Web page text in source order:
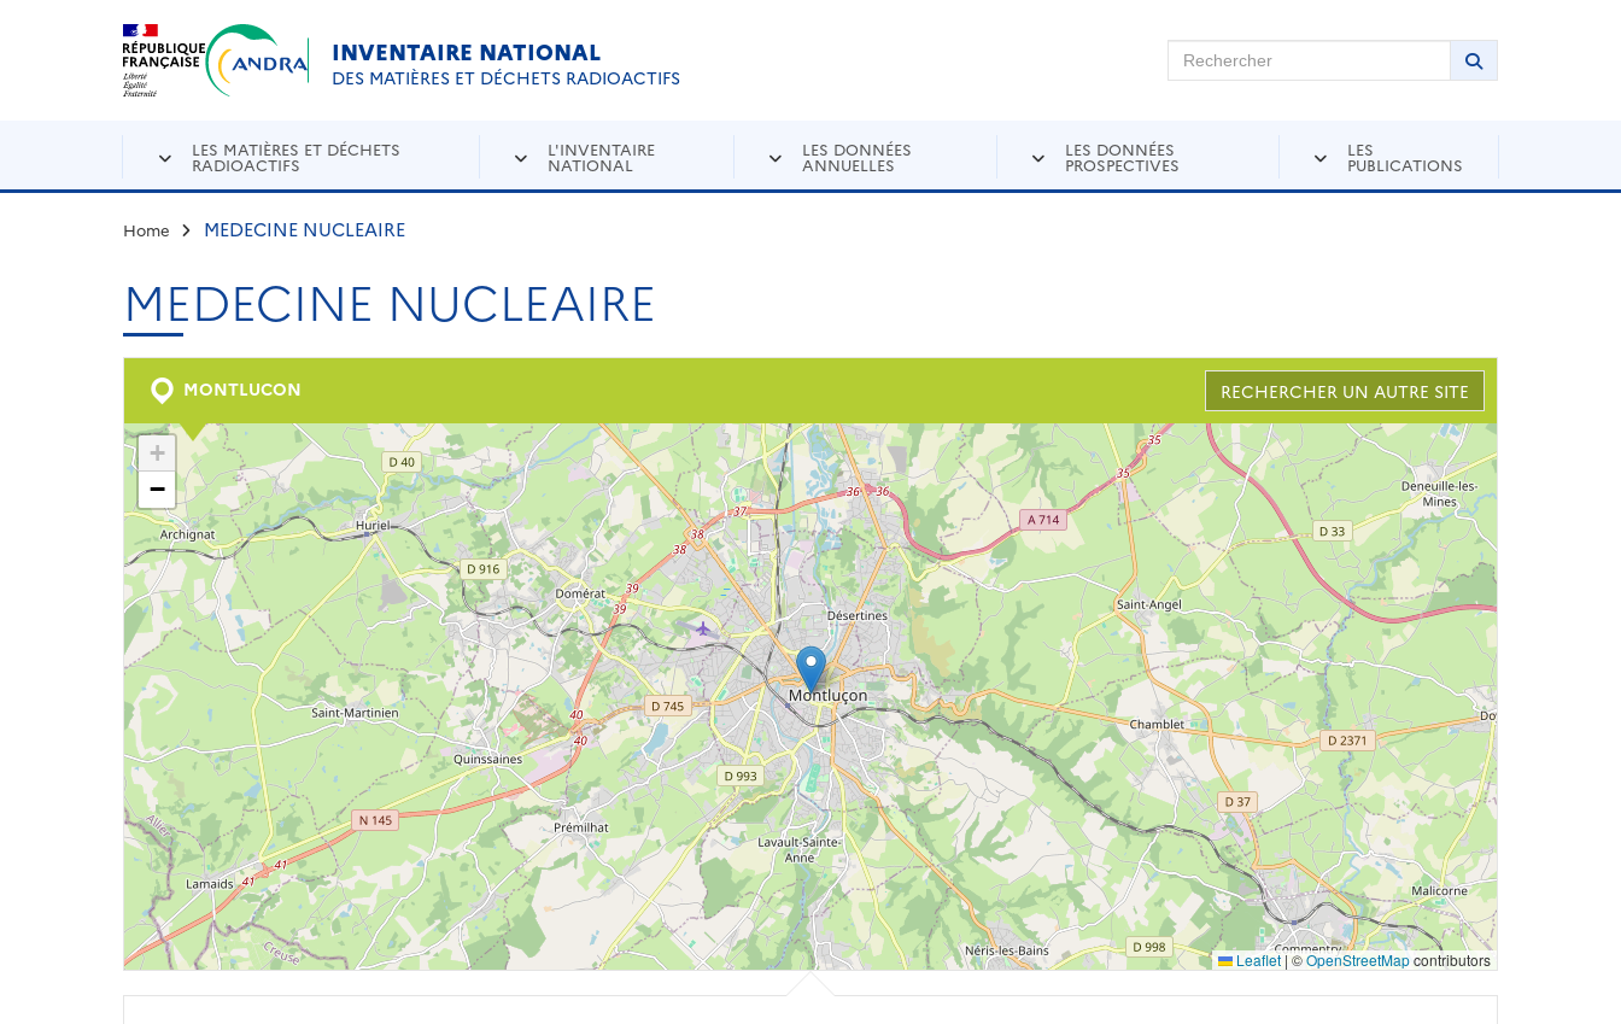
Aller au contenu principal
INVENTAIRE NATIONAL
DES MATIÈRES ET DÉCHETS RADIOACTIFS
Rechercher sur Andra Inventaire Rechercher
Lancer la
LES MATIÈRES ET DÉCHETS
RADIOACTIFS
L'INVENTAIRE
NATIONAL
LES DONNÉES
ANNUELLES
LES DONNÉES
PROSPECTIVES
LES
PUBLICATIONS
Home MEDECINE NUCLEAIRE
MEDECINE NUCLEAIRE
MONTLUCON RECHERCHER UN AUTRE SITE
+
−
Leaflet |©OpenStreetMapcontributors